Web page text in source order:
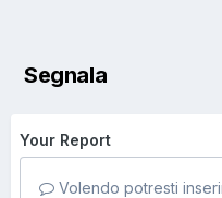
Segnala
Your Report
Volendo potresti